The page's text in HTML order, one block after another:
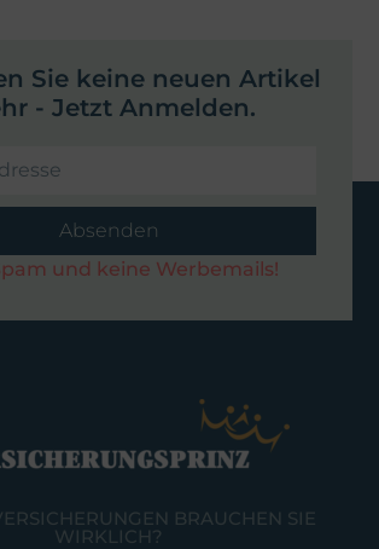
Sie keine neuen Artikel
- Jetzt Anmelden.
Absenden
und keine Werbemails!
BRAUCHEN SIE
WIRKLICH?